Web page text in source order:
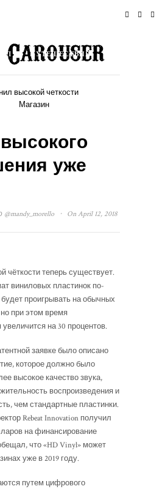
ПУТЕШЕСТВИЯ
Магазин
уже
@mandy_morello · On April 12, 2018
чёткости теперь существует.
виниловых пластинок по-
проигрывать на обычных
при этом время
на 30 процентов.
заявке было описано
которое должно было
высокое качество звука,
воспроизведения и
чем стандартные пластинки.
Rebeat Innovation получил
на финансирование
что «HD Vinyl» может
уже в 2019 году.
путем цифрового